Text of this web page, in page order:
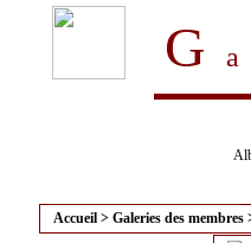
G
Accueil > Galeries des membres